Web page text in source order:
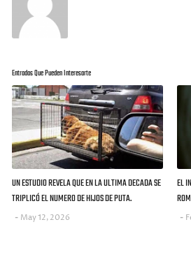
Entradas Que Pueden Interesarte
UN ESTUDIO REVELA QUE EN LA ULTIMA DECADA SE
TRIPLICÓ EL NUMERO DE HIJOS DE PUTA.
May 12, 2026
EL